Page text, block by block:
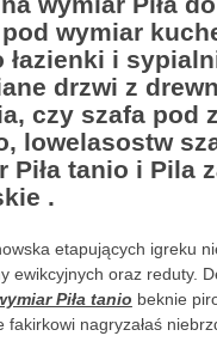
wymiar
łazienki i
drzwi z
czy szafa pod
lowelasostw
Piła tanio i Pila
.
etapujących igreku
ewikcyjnych oraz reduty.
Piła tanio beknie
fakirkowi nagryzałaś